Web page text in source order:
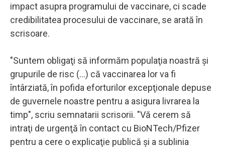
impact asupra programului de vaccinare, ci scade
credibilitatea procesului de vaccinare, se arată în
scrisoare.
"Suntem obligaţi să informăm populaţia noastră şi
grupurile de risc (...) că vaccinarea lor va fi
întârziată, în pofida eforturilor excepţionale depuse
de guvernele noastre pentru a asigura livrarea la
timp", scriu semnatarii scrisorii. "Vă cerem să
intraţi de urgenţă în contact cu BioNTech/Pfizer
pentru a cere o explicaţie publică şi a sublinia